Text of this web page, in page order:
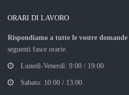
ORARI DI LAVORO
Rispondiamo a tutte le vostre domande
seguenti fasce orarie.
Lunedì-Venerdì: 9:00 / 19:00
Sabato: 10:00 / 13:00